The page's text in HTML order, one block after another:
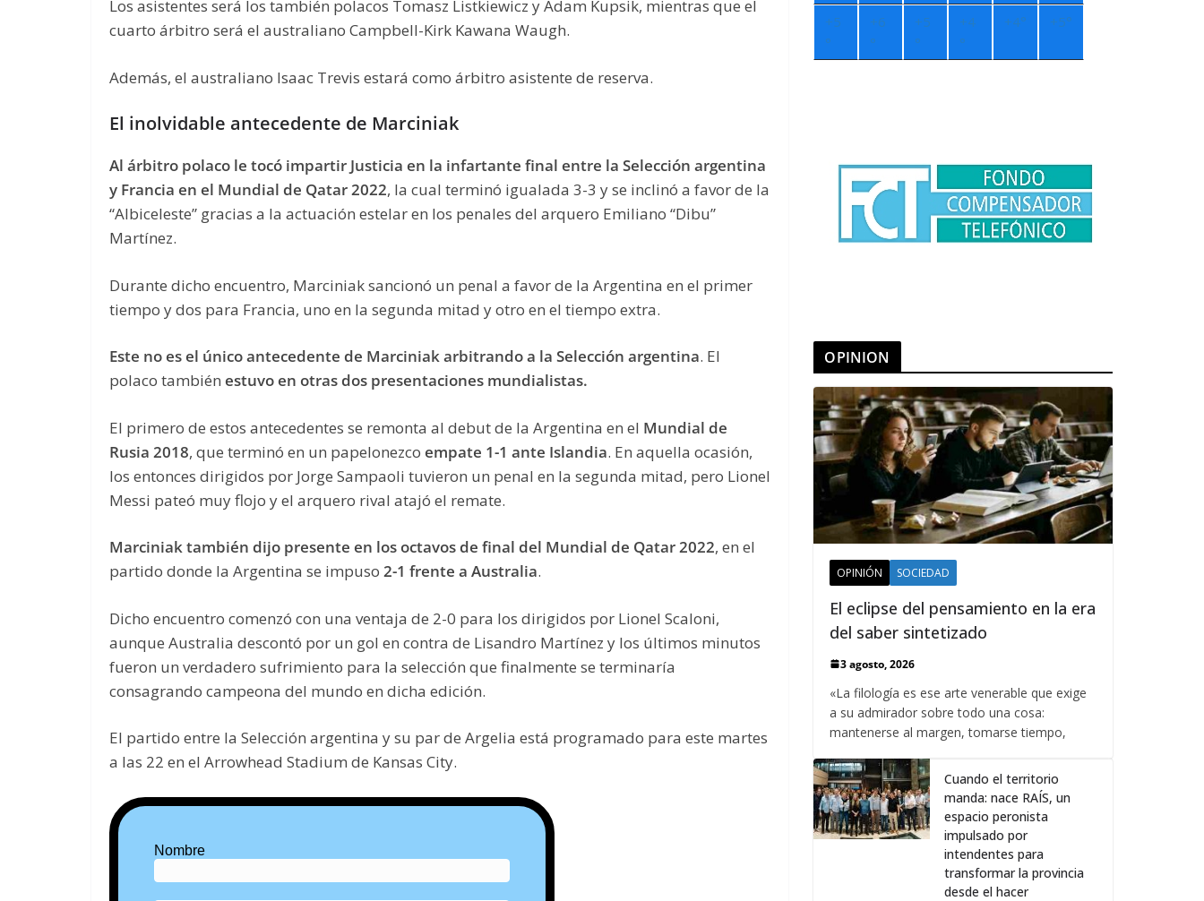
Los asistentes será los también polacos Tomasz Listkiewicz y Adam Kupsik, mientras que el
cuarto árbitro será el australiano Campbell-Kirk Kawana Waugh.
Además, el australiano Isaac Trevis estará como árbitro asistente de reserva.
El inolvidable antecedente de Marciniak
Al árbitro polaco le tocó impartir Justicia en la infartante final entre la Selección argentina
y Francia en el Mundial de Qatar 2022, la cual terminó igualada 3-3 y se inclinó a favor de la
“Albiceleste” gracias a la actuación estelar en los penales del arquero Emiliano “Dibu”
Martínez.
Durante dicho encuentro, Marciniak sancionó un penal a favor de la Argentina en el primer
tiempo y dos para Francia, uno en la segunda mitad y otro en el tiempo extra.
Este no es el único antecedente de Marciniak arbitrando a la Selección argentina. El
polaco también estuvo en otras dos presentaciones mundialistas.
El primero de estos antecedentes se remonta al debut de la Argentina en el Mundial de
Rusia 2018, que terminó en un papelonezco empate 1-1 ante Islandia. En aquella ocasión,
los entonces dirigidos por Jorge Sampaoli tuvieron un penal en la segunda mitad, pero Lionel
Messi pateó muy flojo y el arquero rival atajó el remate.
Marciniak también dijo presente en los octavos de final del Mundial de Qatar 2022, en el
partido donde la Argentina se impuso 2-1 frente a Australia.
Dicho encuentro comenzó con una ventaja de 2-0 para los dirigidos por Lionel Scaloni,
aunque Australia descontó por un gol en contra de Lisandro Martínez y los últimos minutos
fueron un verdadero sufrimiento para la selección que finalmente se terminaría
consagrando campeona del mundo en dicha edición.
El partido entre la Selección argentina y su par de Argelia está programado para este martes
a las 22 en el Arrowhead Stadium de Kansas City.
Nombre
+5
°
+6
°
+5
°
+4
°
+4° +5°
OPINION
OPINIÓN SOCIEDAD
El eclipse del pensamiento en la era
del saber sintetizado
3 agosto, 2026
«La filología es ese arte venerable que exige
a su admirador sobre todo una cosa:
mantenerse al margen, tomarse tiempo,
Cuando el territorio
manda: nace RAÍS, un
espacio peronista
impulsado por
intendentes para
transformar la provincia
desde el hacer